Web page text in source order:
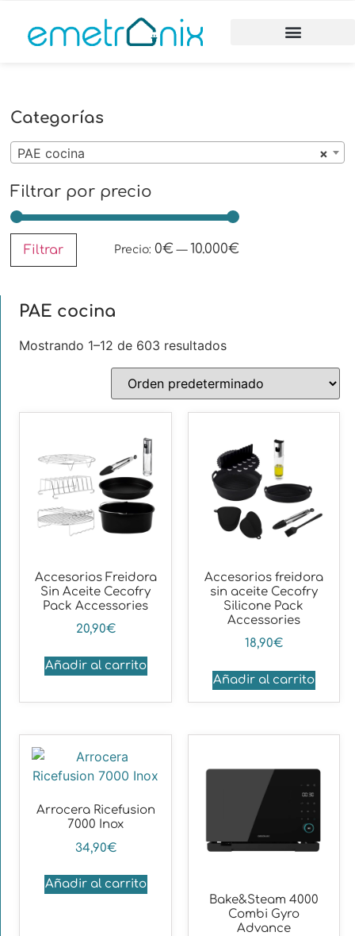
Categorías
×
PAE cocina
Filtrar por precio
Filtrar Precio:0€ — 10.000€
PAE cocina
Mostrando 1–12 de 603 resultados
Accesorios Freidora
Sin Aceite Cecofry
Pack Accessories
20,90€
Añadir al carrito
Accesorios freidora
sin aceite Cecofry
Silicone Pack
Accessories
18,90€
Añadir al carrito
Arrocera Ricefusion
7000 Inox
34,90€
Añadir al carrito
Bake&Steam 4000
Combi Gyro
Advance